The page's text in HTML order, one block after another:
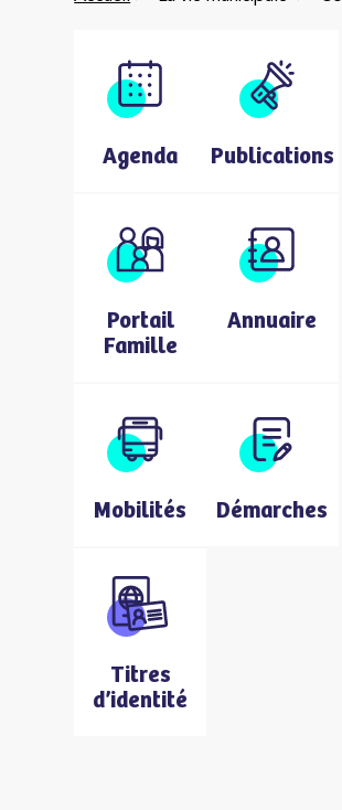
Agenda Publications
Portail
Famille
Annuaire
Mobilités Démarches
Titres
d’identité